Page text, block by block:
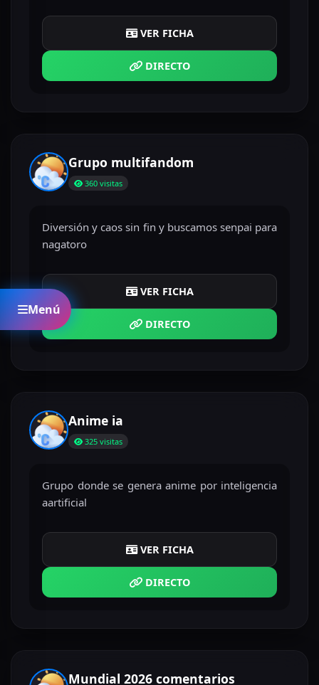
Menú
VER FICHA
DIRECTO
Grupo multifandom
360 visitas
Diversión y caos sin fin y buscamos senpai para
nagatoro
VER FICHA
DIRECTO
Anime ia
325 visitas
Grupo donde se genera anime por inteligencia
aartificial
VER FICHA
DIRECTO
Mundial 2026 comentarios